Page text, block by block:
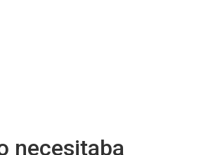
necesitaba